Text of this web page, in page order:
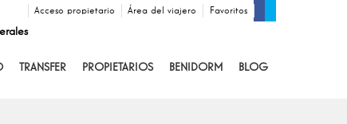
Favoritos
Área del viajero
Acceso propietario
TRANSFER PROPIETARIOS BENIDORM BLOG